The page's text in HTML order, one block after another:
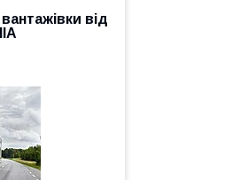
від